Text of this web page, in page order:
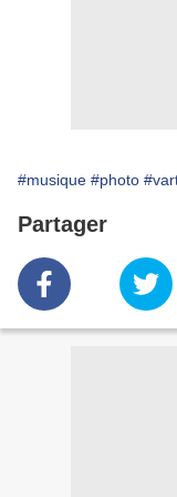
#musique #photo
Partager